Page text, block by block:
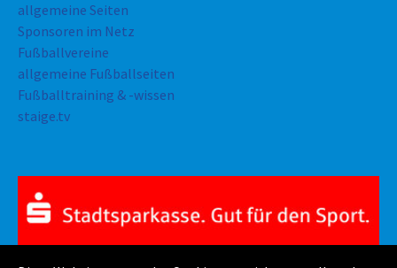
allgemeine Seiten
Sponsoren im Netz
Fußballvereine
allgemeine Fußballseiten
Fußballtraining & -wissen
staige.tv